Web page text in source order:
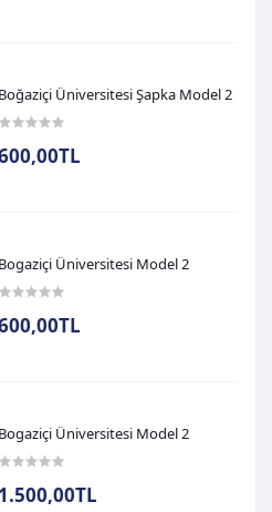
Boğaziçi Üniversitesi Şapka Model 2
Bogaziçi Üniversitesi Model 2
Bogaziçi Üniversitesi Model 2
1.500,00TL